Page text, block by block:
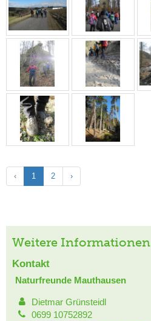
‹ 1 2 ›
Weitere Informationen
Kontakt
Naturfreunde Mauthausen
Dietmar Grünsteidl
0699 10752892